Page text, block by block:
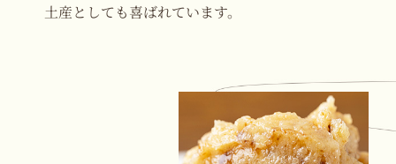
土産としても喜ばれています。